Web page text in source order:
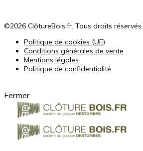
©2026 ClôtureBois.fr. Tous droits réservés.
Politique de cookies (UE)
Conditions générales de vente
Mentions légales
Politique de confidentialité
Fermer